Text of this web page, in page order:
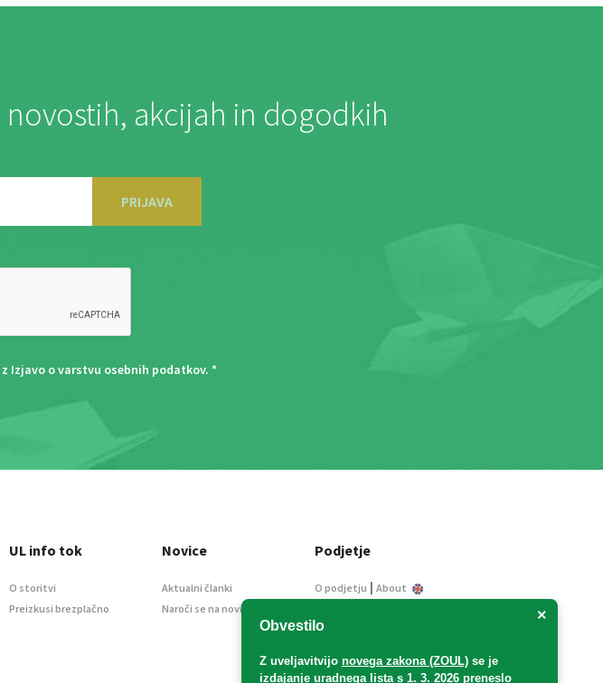
novostih, akcijah in dogodkih
PRIJAVA
Izjavo o varstvu osebnih podatkov. *
×
Obvestilo
Z uveljavitvijo novega zakona (ZOUL) se je
izdajanje uradnega lista s 1. 3. 2026 preneslo
UL info tok
O storitvi
Preizkusi brezplačno
Novice
Aktualni članki
Naroči se na novice
Podjetje
O podjetju | About
Informacije javnega
Oglaševanje